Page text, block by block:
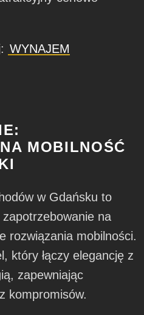
WYNAJEM
MOBILNOŚĆ
w Gdańsku to
na
rozwiązania mobilności.
który łączy elegancję z
zapewniając
kompromisów.